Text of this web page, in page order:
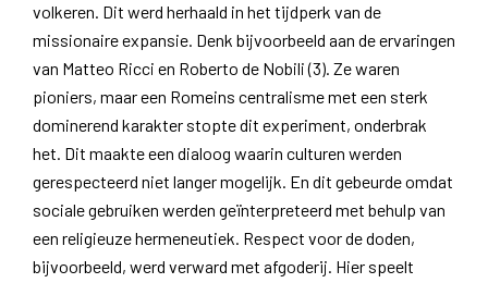
volkeren. Dit werd herhaald in het tijdperk van de
missionaire expansie. Denk bijvoorbeeld aan de ervaringen
van Matteo Ricci en Roberto de Nobili (3). Ze waren
pioniers, maar een Romeins centralisme met een sterk
dominerend karakter stopte dit experiment, onderbrak
het. Dit maakte een dialoog waarin culturen werden
gerespecteerd niet langer mogelijk. En dit gebeurde omdat
sociale gebruiken werden geïnterpreteerd met behulp van
een religieuze hermeneutiek. Respect voor de doden,
bijvoorbeeld, werd verward met afgoderij. Hier speelt